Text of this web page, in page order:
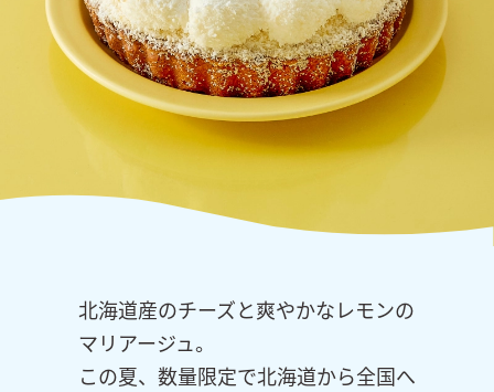
北海道産のチーズと爽やかなレモンの
マリアージュ。
この夏、数量限定で北海道から全国へ